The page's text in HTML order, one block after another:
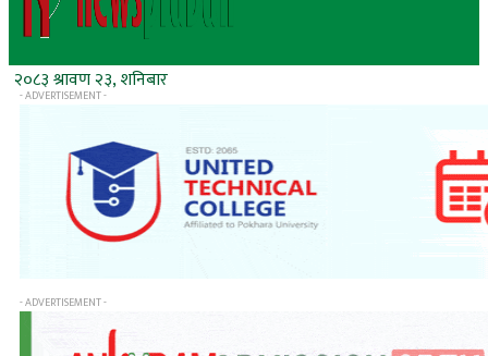
२०८३ श्रावण २३, शनिबार
- ADVERTISEMENT -
- ADVERTISEMENT -